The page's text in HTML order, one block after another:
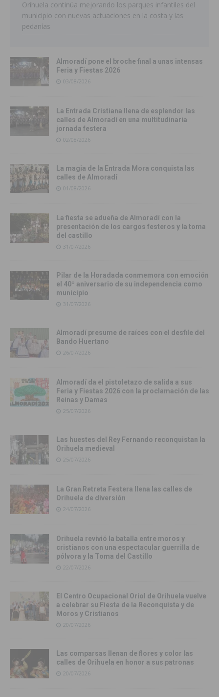
Orihuela continúa mejorando los parques infantiles del
municipio con nuevas actuaciones en la costa y las
pedanías
Almoradí pone el broche final a unas intensas
Feria y Fiestas 2026
03/08/2026
La Entrada Cristiana llena de esplendor las
calles de Almoradí en una multitudinaria
jornada festera
02/08/2026
La magia de la Entrada Mora conquista las
calles de Almoradí
01/08/2026
La fiesta se adueña de Almoradí con la
presentación de los cargos festeros y la toma
del castillo
31/07/2026
Pilar de la Horadada conmemora con emoción
el 40º aniversario de su independencia como
municipio
31/07/2026
Almoradí presume de raíces con el desfile del
Bando Huertano
26/07/2026
Almoradí da el pistoletazo de salida a sus
Feria y Fiestas 2026 con la proclamación de las
Reinas y Damas
25/07/2026
Las huestes del Rey Fernando reconquistan la
Orihuela medieval
25/07/2026
La Gran Retreta Festera llena las calles de
Orihuela de diversión
24/07/2026
Orihuela revivió la batalla entre moros y
cristianos con una espectacular guerrilla de
pólvora y la Toma del Castillo
22/07/2026
El Centro Ocupacional Oriol de Orihuela vuelve
a celebrar su Fiesta de la Reconquista y de
Moros y Cristianos
20/07/2026
Las comparsas llenan de flores y color las
calles de Orihuela en honor a sus patronas
20/07/2026